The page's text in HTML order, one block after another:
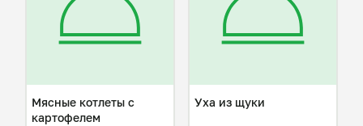
Мясные котлеты с
картофелем
Уха из щуки